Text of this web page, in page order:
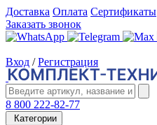
Доставка Оплата Сертификаты
Заказать звонок
Вход / Регистрация
8 800 222-82-77
Категории